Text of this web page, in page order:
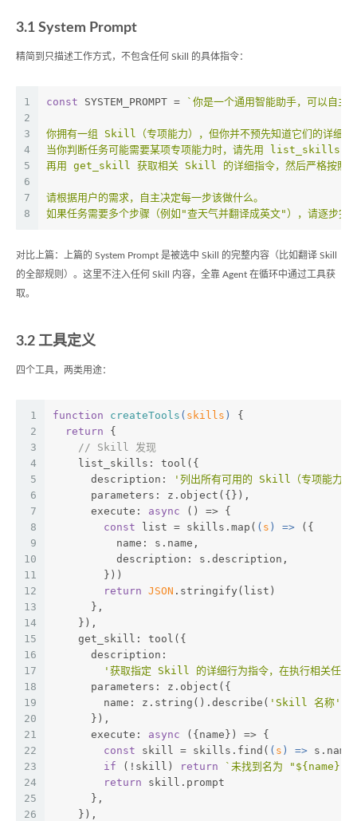
3.1 System Prompt
精简到只描述工作方式，不包含任何 Skill 的具体指令：
1
2
3
4
5
6
7
8
const SYSTEM_PROMPT = `你是一个通用智能助手，可以自主
你拥有一组 Skill（专项能力），但你并不预先知道它们的详细指
当你判断任务可能需要某项专项能力时，请先用 list_skills
再用 get_skill 获取相关 Skill 的详细指令，然后严格按照指
请根据用户的需求，自主决定每一步该做什么。
如果任务需要多个步骤（例如"查天气并翻译成英文"），请逐
对比上篇：上篇的 System Prompt 是被选中 Skill 的完整内容（比如翻译 Skill
的全部规则）。这里不注入任何 Skill 内容，全靠 Agent 在循环中通过工具获
取。
3.2 工具定义
四个工具，两类用途：
1
2
3
4
5
6
7
8
9
10
11
12
13
14
15
16
17
18
19
20
21
22
23
24
25
26
function createTools ( skills ) {
return {
// Skill 发现
    list_skills: tool({
      description:
'列出所有可用的 Skill（专项能力）
      parameters: z.object({}),
      execute:
async () => {
const list = skills.map( ( s ) => ({
          name: s.name,
          description: s.description,
        }))
return JSON .stringify(list)
      },
    }),
    get_skill: tool({
      description:
'获取指定 Skill 的详细行为指令，在执行相关任务
      parameters: z.object({
        name: z.string().describe(
'Skill 名称'
      }),
      execute:
async ({name}) => {
const skill = skills.find( ( s ) => s.name
if (!skill) return `未找到名为 " ${name}
return skill.prompt
      },
    }),